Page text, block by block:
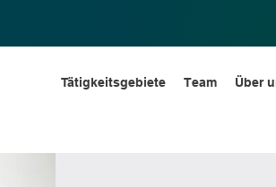
Tätigkeitsgebiete Team Über